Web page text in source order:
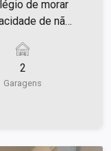
de não
de estar bem
2
Garagens